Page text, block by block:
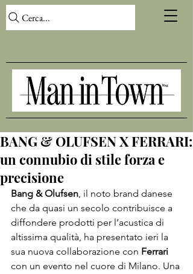
Cerca...
BANG & OLUFSEN X FERRARI:
un connubio di stile forza e
precisione
Bang & Olufsen, il noto brand danese
che da quasi un secolo contribuisce a
diffondere prodotti per l’acustica di
altissima qualità, ha presentato ieri la
sua nuova collaborazione con Ferrari
con un evento nel cuore di Milano. Una